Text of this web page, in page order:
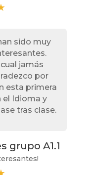
sido muy
jamás
por
esta primera
el Idioma y
tras clase.
grupo A1.1